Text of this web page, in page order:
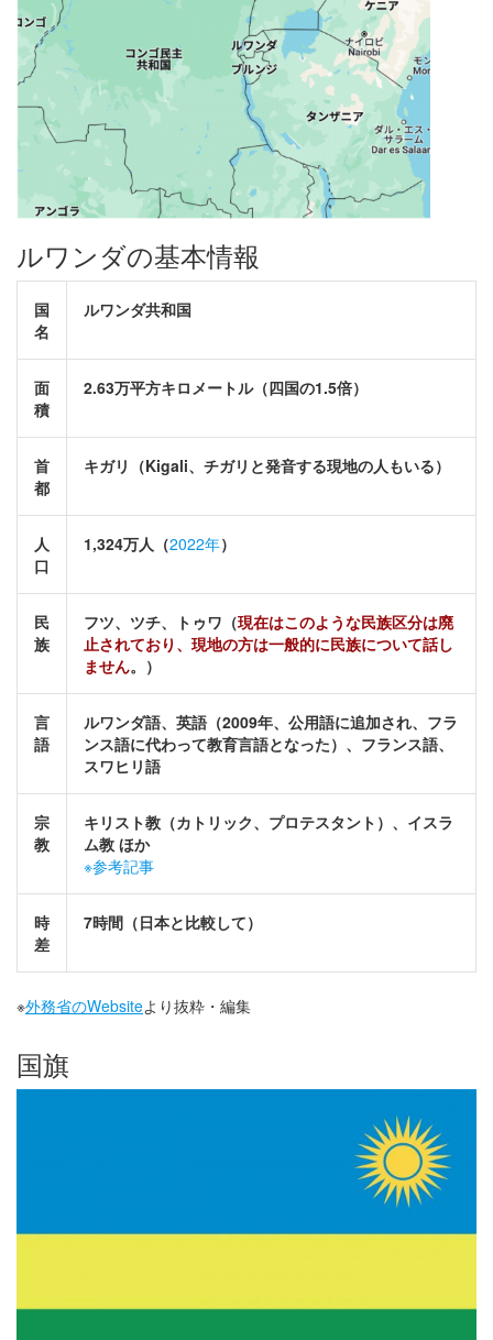
ルワンダの基本情報
国
名
ルワンダ共和国
面
積
2.63万平方キロメートル（四国の1.5倍）
首
都
キガリ（Kigali、チガリと発音する現地の人もいる）
人
口
1,324万人（2022年）
民
族
フツ、ツチ、トゥワ（現在はこのような民族区分は廃
止されており、現地の方は一般的に民族について話し
ません。）
言
語
ルワンダ語、英語（2009年、公用語に追加され、フラ
ンス語に代わって教育言語となった）、フランス語、
スワヒリ語
宗
教
キリスト教（カトリック、プロテスタント）、イスラ
ム教 ほか
※参考記事
時
差
7時間（日本と比較して）
※外務省のWebsiteより抜粋・編集
国旗